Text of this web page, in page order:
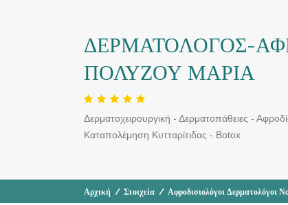
ΔΕΡΜΑΤΟΛΟΓΟΣ-
ΠΟΛΥΖΟΥ ΜΑΡΙΑ
Δερματοχειρουργική - Δερματοπάθειες -
Καταπολέμηση Κυτταρίτιδας - Botox
Αρχική / Στοιχεία / Αφροδισιολόγοι Δερματολόγοι